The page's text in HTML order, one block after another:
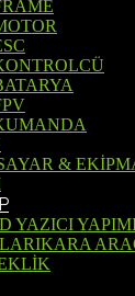
&
YAZICI
KARA